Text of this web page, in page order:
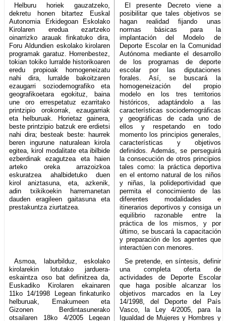
Helburu horiek gauzatzeko,
dekretu honen bitartez Euskal
Autonomia Erkidegoan Eskolako
Kirolaren eredua ezartzeko
oinarrizko arauak finkatuko dira,
Foru Aldundien eskolako kirolaren
programak garatuz. Horrenbestez,
tokian tokiko lurralde historikoaren
eredu propioak homogeneizatu
nahi dira, lurralde bakoitzaren
ezaugarri soziodemografiko eta
geografikoetara egokituz, baina
une oro errespetatuz ezarritako
printzipio orokorrak, ezaugarriak
eta helburuak. Horietaz gainera,
beste printzipio batzuk ere erdietsi
nahi dira; besteak beste: haurrek
beren ingurune naturalean kirola
egitea, kirol modalitate eta ibilbide
ezberdinak ezagutzea eta haien
arteko oreka arrazoizkoa
eskuratzea ahalbidetuko duen
kirol aniztasuna, eta, azkenik,
adin txikikoekin harremanetan
dauden eragileen gaitasuna eta
prestakuntza ziurtatzea.
El presente Decreto viene a
posibilitar que tales objetivos se
hagan realidad fijando unas
normas básicas para la
implantación del Modelo de
Deporte Escolar en la Comunidad
Autónoma mediante el desarrollo
de los programas de deporte
escolar por las diputaciones
forales. Así, se buscará la
homogeneización del propio
modelo en los tres territorios
históricos, adaptándolo a las
características sociodemográficas
y geográficas de cada uno de
ellos y respetando en todo
momento los principios generales,
características y objetivos
definidos. Además, se perseguirá
la consecución de otros principios
tales como: la práctica deportiva
en el entorno natural de los niños
y niñas, la polideportividad que
permita el conocimiento de las
diferentes modalidades e
itinerarios deportivos y consiga un
equilibrio razonable entre la
práctica de los mismos, y por
último, se buscará la capacitación
y preparación de los agentes que
interactúen con menores.
Asmoa, laburbilduz, eskolako
kirolarekin lotutako jarduera-
eskaintza oso bat definitzea da,
Euskadiko Kirolaren ekainaren
11ko 14/1998 Legean finkaturiko
helburuak, Emakumeen eta
Gizonen Berdintasunerako
otsailaren 18ko 4/2005 Legean
Se pretende, en síntesis, definir
una completa oferta de
actividades de Deporte Escolar
que haga posible alcanzar los
objetivos marcados en la Ley
14/1998, del Deporte del País
Vasco, la Ley 4/2005, para la
Igualdad de Mujeres y Hombres y